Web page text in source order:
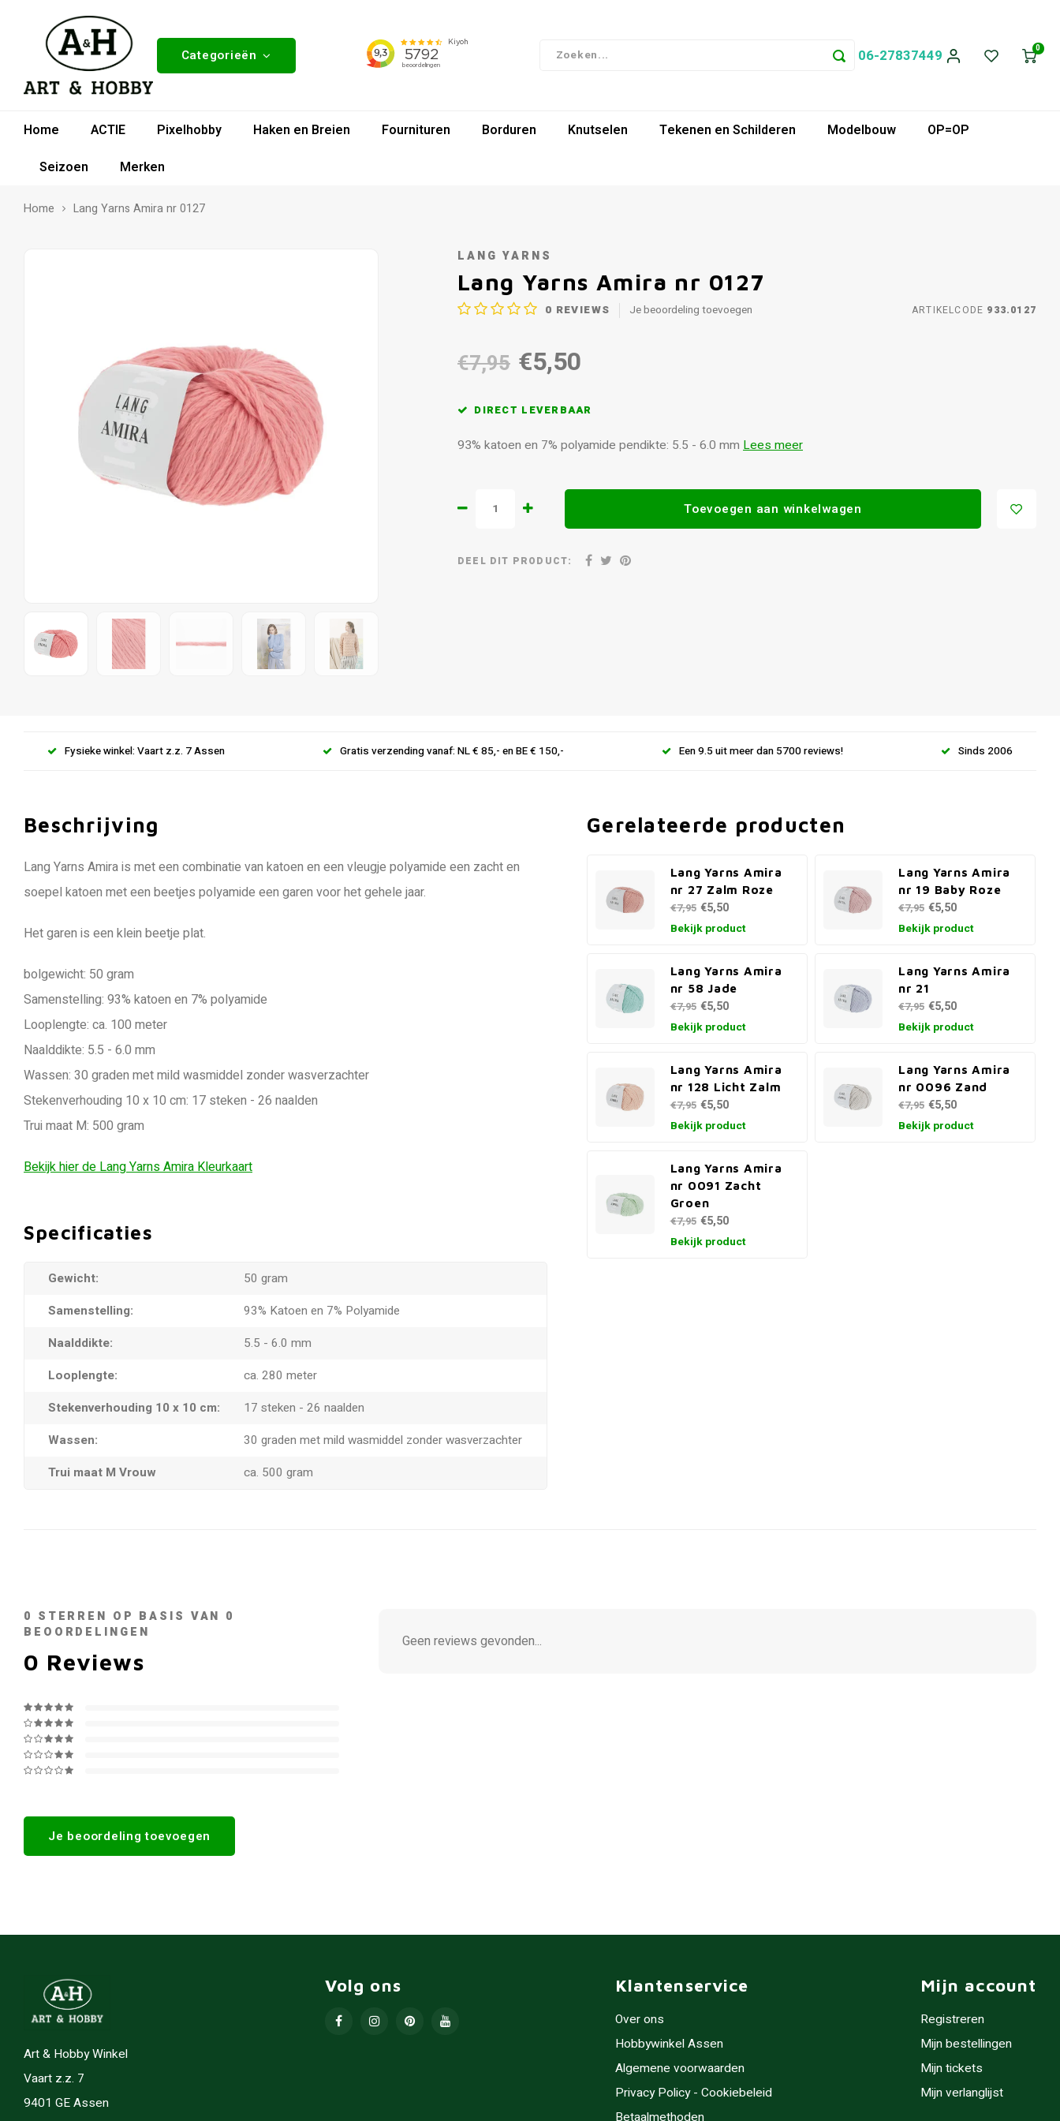
Categorieën 06-27837449 0
Home ACTIE Pixelhobby Haken en Breien Fournituren Borduren Knutselen Tekenen en Schilderen Modelbouw
OP=OP
Seizoen
Merken
Home Lang Yarns Amira nr 0127
LANG YARNS
Lang Yarns Amira nr 0127
0 REVIEWS Je beoordeling toevoegen ARTIKELCODE 933.0127
€7,95 €5,50
DIRECT LEVERBAAR
93% katoen en 7% polyamide pendikte: 5.5 - 6.0 mm Lees meer
Toevoegen aan winkelwagen
DEEL DIT PRODUCT:
Fysieke winkel: Vaart z.z. 7 Assen Gratis verzending vanaf: NL € 85,- en BE € 150,- Een 9.5 uit meer dan 5700 reviews! Sinds 2006
Beschrijving
Lang Yarns Amira is met een combinatie van katoen en een vleugje polyamide een zacht en
soepel katoen met een beetjes polyamide een garen voor het gehele jaar.
Het garen is een klein beetje plat.
bolgewicht: 50 gram
Samenstelling: 93% katoen en 7% polyamide
Looplengte: ca. 100 meter
Naalddikte: 5.5 - 6.0 mm
Wassen: 30 graden met mild wasmiddel zonder wasverzachter
Stekenverhouding 10 x 10 cm: 17 steken - 26 naalden
Trui maat M: 500 gram
Bekijk hier de Lang Yarns Amira Kleurkaart
Specificaties
Gewicht:
50 gram
Samenstelling:
93% Katoen en 7% Polyamide
Naalddikte:
5.5 - 6.0 mm
Looplengte:
ca. 280 meter
Stekenverhouding 10 x 10 cm:
17 steken - 26 naalden
Wassen:
30 graden met mild wasmiddel zonder wasverzachter
Trui maat M Vrouw
ca. 500 gram
Gerelateerde producten
Lang Yarns Amira
nr 27 Zalm Roze
€7,95 €5,50
Bekijk product
Lang Yarns Amira
nr 19 Baby Roze
€7,95 €5,50
Bekijk product
Lang Yarns Amira
nr 58 Jade
€7,95 €5,50
Bekijk product
Lang Yarns Amira
nr 21
€7,95 €5,50
Bekijk product
Lang Yarns Amira
nr 128 Licht Zalm
€7,95 €5,50
Bekijk product
Lang Yarns Amira
nr 0096 Zand
€7,95 €5,50
Bekijk product
Lang Yarns Amira
nr 0091 Zacht
Groen
€7,95 €5,50
Bekijk product
0 STERREN OP BASIS VAN 0
BEOORDELINGEN
0 Reviews
Je beoordeling toevoegen
Geen reviews gevonden...
Art & Hobby Winkel
Vaart z.z. 7
9401 GE Assen
Volg ons Klantenservice
Over ons
Hobbywinkel Assen
Algemene voorwaarden
Privacy Policy - Cookiebeleid
Mijn account
Registreren
Mijn bestellingen
Mijn tickets
Mijn verlanglijst